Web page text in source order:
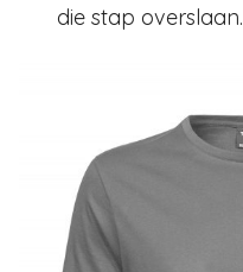
die stap overslaan.